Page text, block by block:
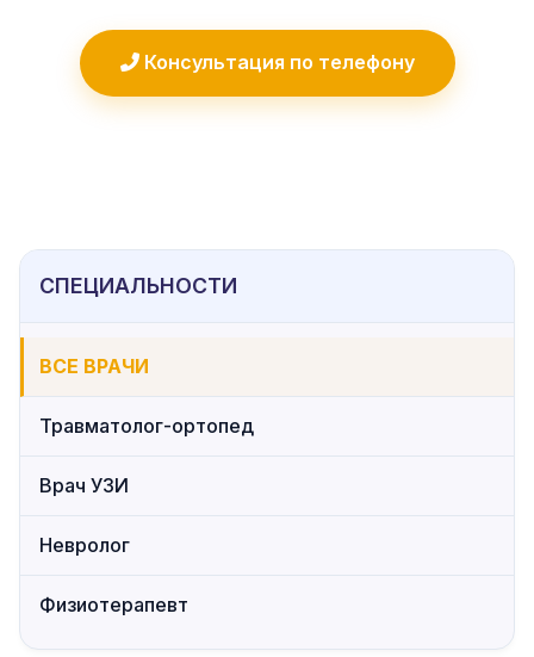
Консультация по телефону
СПЕЦИАЛЬНОСТИ
ВСЕ ВРАЧИ
Травматолог-ортопед
Врач УЗИ
Невролог
Физиотерапевт